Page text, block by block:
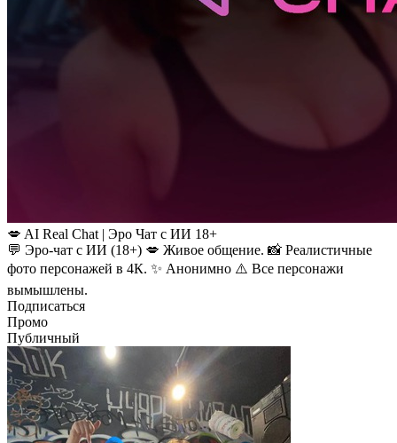
💋 AI Real Chat | Эро Чат с ИИ 18+
💬 Эро-чат с ИИ (18+) 💋 Живое общение. 📸 Реалистичные
фото персонажей в 4К. ✨ Анонимно ⚠️ Все персонажи
вымышлены.
Подписаться
Промо
Публичный